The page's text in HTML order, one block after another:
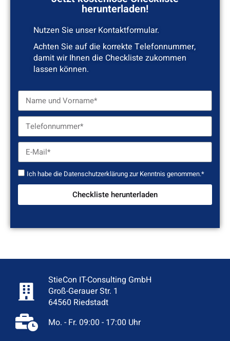
herunterladen!
Nutzen Sie unser Kontaktformular.
Achten Sie auf die korrekte Telefonnummer,
damit wir Ihnen die Checkliste zukommen
lassen können.
Ich habe die Datenschutzerklärungzur Kenntnis genommen.*
Checkliste herunterladen
StieCon IT-Consulting GmbH
Groß-Gerauer Str. 1
64560 Riedstadt
Mo. - Fr. 09:00 - 17:00 Uhr